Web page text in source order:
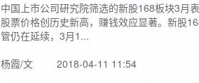
中国上市公司研究院筛选的新股168板块3月
股票价格创历史新高，赚钱效应显著。新股
管仍在延续，3月1...
杨霞/文
2018-04-11 11:54